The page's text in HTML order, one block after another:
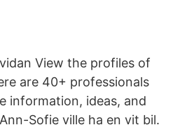
View the profiles of
are 40+ professionals
information, ideas, and
Sofie ville ha en vit bil.